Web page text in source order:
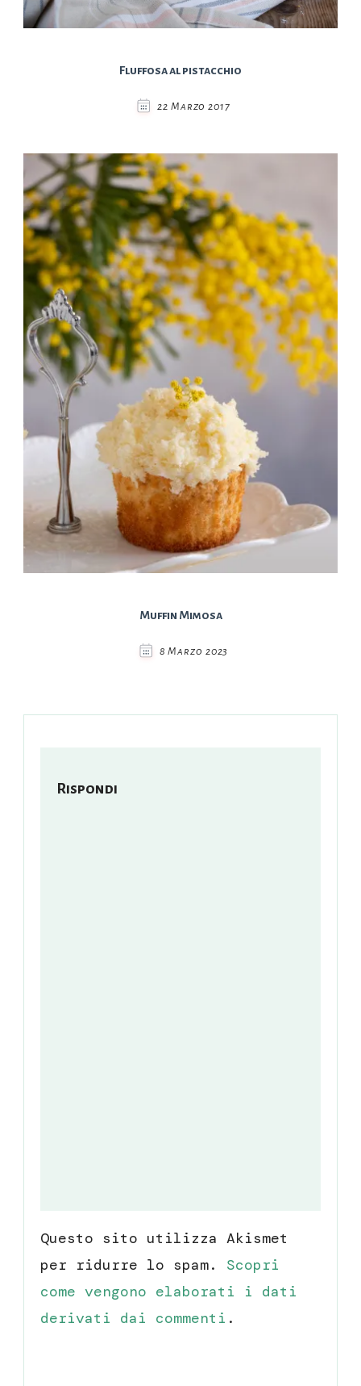
Fluffosa al pistacchio
22 Marzo 2017
Muffin Mimosa
8 Marzo 2023
Rispondi
Questo sito utilizza Akismet
per ridurre lo spam. Scopri
come vengono elaborati i dati
derivati dai commenti .